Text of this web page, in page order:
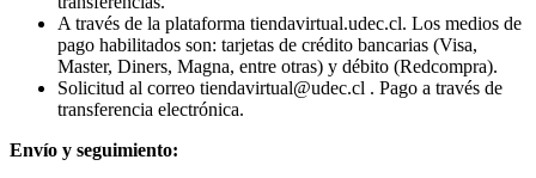
A través de la plataforma tiendavirtual.udec.cl. Los medios de
pago habilitados son: tarjetas de crédito bancarias (Visa,
Master, Diners, Magna, entre otras) y débito (Redcompra).
Solicitud al correo tiendavirtual@udec.cl . Pago a través de
transferencia electrónica.
Envío y seguimiento: